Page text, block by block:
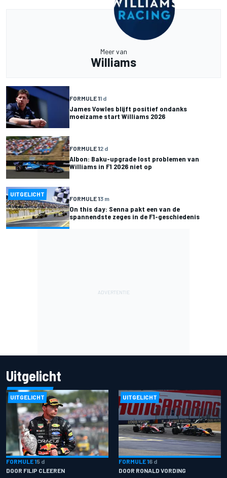
Meer van
Williams
FORMULE 11 d
James Vowles blijft positief ondanks
moeizame start Williams 2026
FORMULE 12 d
Albon: Baku-upgrade lost problemen van
Williams in F1 2026 niet op
UITGELICHT
FORMULE 13 m
On this day: Senna pakt een van de
spannendste zeges in de F1-geschiedenis
Uitgelicht
UITGELICHT
FORMULE 15 d
DOOR FILIP CLEEREN
UITGELICHT
FORMULE 16 d
DOOR RONALD VORDING